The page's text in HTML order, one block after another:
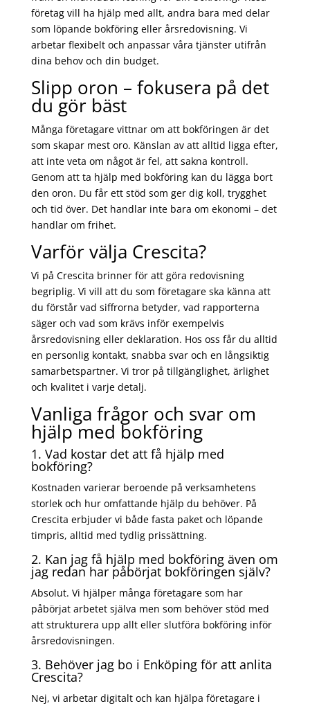
företag vill ha hjälp med allt, andra bara med delar
som löpande bokföring eller årsredovisning. Vi
arbetar flexibelt och anpassar våra tjänster utifrån
dina behov och din budget.
Slipp oron – fokusera på det
du gör bäst
Många företagare vittnar om att bokföringen är det
som skapar mest oro. Känslan av att alltid ligga efter,
att inte veta om något är fel, att sakna kontroll.
Genom att ta hjälp med bokföring kan du lägga bort
den oron. Du får ett stöd som ger dig koll, trygghet
och tid över. Det handlar inte bara om ekonomi – det
handlar om frihet.
Varför välja Crescita?
Vi på Crescita brinner för att göra redovisning
begriplig. Vi vill att du som företagare ska känna att
du förstår vad siffrorna betyder, vad rapporterna
säger och vad som krävs inför exempelvis
årsredovisning eller deklaration. Hos oss får du alltid
en personlig kontakt, snabba svar och en långsiktig
samarbetspartner. Vi tror på tillgänglighet, ärlighet
och kvalitet i varje detalj.
Vanliga frågor och svar om
hjälp med bokföring
1. Vad kostar det att få hjälp med
bokföring?
Kostnaden varierar beroende på verksamhetens
storlek och hur omfattande hjälp du behöver. På
Crescita erbjuder vi både fasta paket och löpande
timpris, alltid med tydlig prissättning.
2. Kan jag få hjälp med bokföring även om
jag redan har påbörjat bokföringen själv?
Absolut. Vi hjälper många företagare som har
påbörjat arbetet själva men som behöver stöd med
att strukturera upp allt eller slutföra bokföring inför
årsredovisningen.
3. Behöver jag bo i Enköping för att anlita
Crescita?
Nej, vi arbetar digitalt och kan hjälpa företagare i